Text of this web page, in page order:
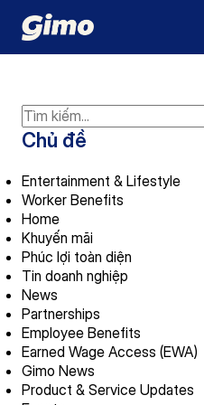
Chủ đề
Entertainment & Lifestyle
Worker Benefits
Home
Khuyến mãi
Phúc lợi toàn diện
Tin doanh nghiệp
News
Partnerships
Employee Benefits
Earned Wage Access (EWA)
Gimo News
Product & Service Updates